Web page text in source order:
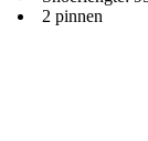
2 pinnen